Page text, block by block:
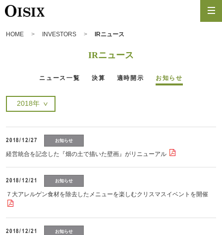
HOME INVESTORS IRニュース
IRニュース
ニュース一覧 決算 適時開示 お知らせ
2018/12/27 お知らせ
経営統合を記念した『畑の土で描いた壁画』がリニューアル
2018/12/21 お知らせ
７大アレルゲン食材を除去したメニューを楽しむクリスマスイベントを開催
2018/12/21 お知らせ